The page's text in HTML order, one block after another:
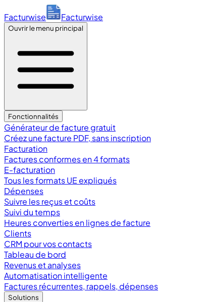
Facturwise Facturwise
Ouvrir le menu principal
Fonctionnalités
Générateur de facture gratuit
Créez une facture PDF, sans inscription
Facturation
Factures conformes en 4 formats
E-facturation
Tous les formats UE expliqués
Dépenses
Suivre les reçus et coûts
Suivi du temps
Heures converties en lignes de facture
Clients
CRM pour vos contacts
Tableau de bord
Revenus et analyses
Automatisation intelligente
Factures récurrentes, rappels, dépenses
Solutions